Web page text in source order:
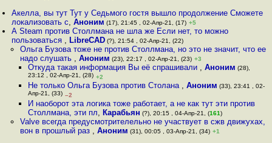
Акелла, вы тут Тут у Седьмого гостя вышло продолжение Сможете
локализовать с,Аноним (17), 21:45 , 02-Апр-21, (17) +5
А Steam против Столлмана не шла же Если нет, то можно
пользоваться , LibreCAD (?), 21:54 , 02-Апр-21, (22)
Ольга Бузова тоже не против Столлмана, но это не значит, что ее
надо слушать , Аноним (23), 22:17 , 02-Апр-21, (23) +3
Откуда такая информация Вы её спрашивали , Аноним (28),
23:12 , 02-Апр-21, (28) +2
Не только Ольга Бузова против Столана , Аноним (33), 23:41 , 02-
Апр-21, (33) –2
И наоборот эта логика тоже работает, а не как тут эти против
Столлмана, эти пл, Карабьян (?), 20:15 , 04-Апр-21, (161)
Valve всегда предусмотрителельно не участвует в сжв движухах,
вон в прошлый раз , Аноним (31), 00:05 , 03-Апр-21, (34) +1